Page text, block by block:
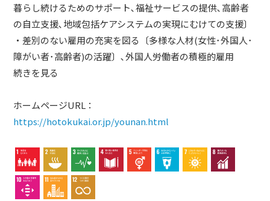
暮らし続けるためのサポート､福祉サービスの提供､高齢者
の自立支援､地域包括ケアシステムの実現にむけての支援〕
・差別のない雇用の充実を図る〔多様な人材(女性･外国人･
障がい者･高齢者)の活躍〕､外国人労働者の積極的雇用
続きを見る
ホームページURL：
https://hotokukai.or.jp/younan.html